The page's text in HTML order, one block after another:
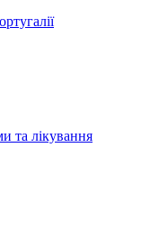
та лікування